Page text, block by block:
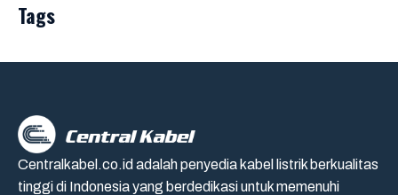
Tags
Centralkabel.co.id adalah penyedia kabel listrik berkualitas
tinggi di Indonesia yang berdedikasi untuk memenuhi